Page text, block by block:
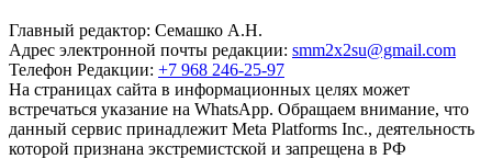
Главный редактор: Семашко А.Н.
Адрес электронной почты редакции: smm2x2su@gmail.com
Телефон Редакции: +7 968 246-25-97
На страницах сайта в информационных целях может
встречаться указание на WhatsApp. Обращаем внимание, что
данный сервис принадлежит Meta Platforms Inc., деятельность
которой признана экстремистской и запрещена в РФ